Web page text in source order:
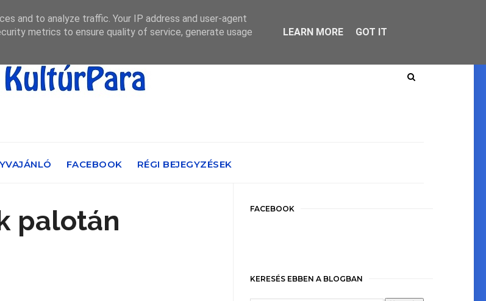
FACEBOOK RÉGI BEJEGYZÉSEK
palotán
FACEBOOK
KERESÉS EBBEN A BLOGBAN
and to analyze traffic. Your IP address and user-agent
metrics to ensure quality of service, generate usage
LEARN MORE GOT IT